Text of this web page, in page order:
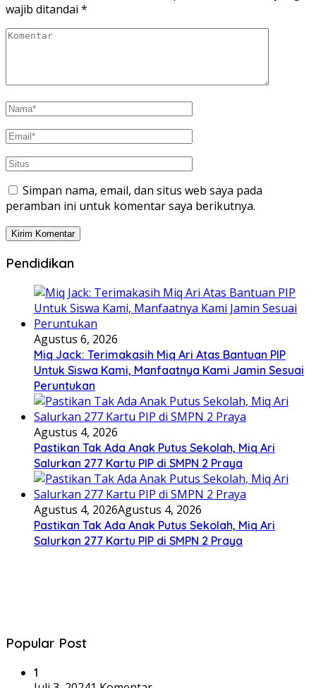
wajib ditandai *
Simpan nama, email, dan situs web saya pada
peramban ini untuk komentar saya berikutnya.
Pendidikan
Agustus 6, 2026
Miq Jack: Terimakasih Miq Ari Atas Bantuan PIP
Untuk Siswa Kami, Manfaatnya Kami Jamin Sesuai
Peruntukan
Agustus 4, 2026
Pastikan Tak Ada Anak Putus Sekolah, Miq Ari
Salurkan 277 Kartu PIP di SMPN 2 Praya
Agustus 4, 2026Agustus 4, 2026
Pastikan Tak Ada Anak Putus Sekolah, Miq Ari
Salurkan 277 Kartu PIP di SMPN 2 Praya
Popular Post
1